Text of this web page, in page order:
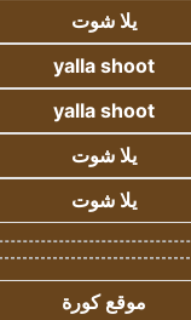
يلا شوت
yalla shoot
yalla shoot
يلا شوت
يلا شوت
موقع كورة